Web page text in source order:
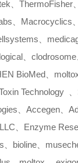
、ThermoFisher
Macrocyclics
、clodrosome
BioMed
Technology
、Accegen 、
Enzyme
bioline